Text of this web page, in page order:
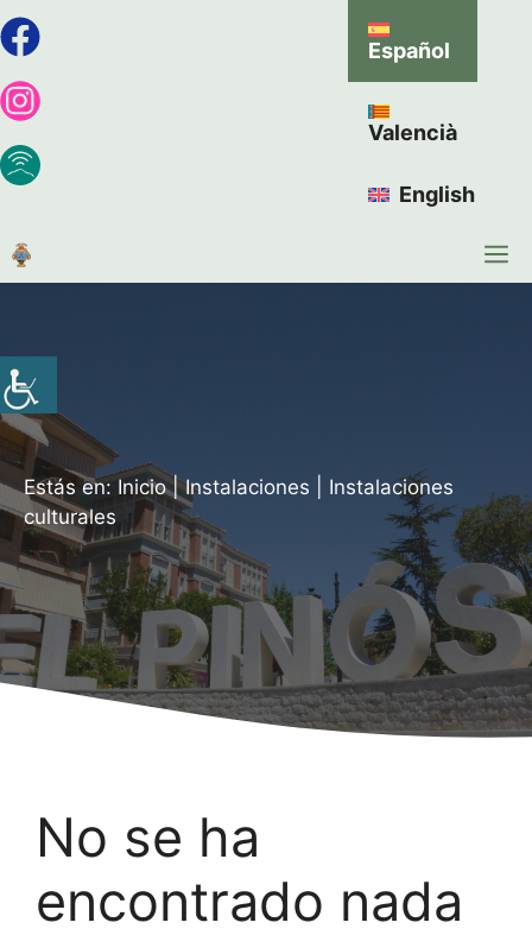
Español
Valencià
English
Estás en: Inicio|Instalaciones
Instalaciones
culturales
No se ha
encontrado nada